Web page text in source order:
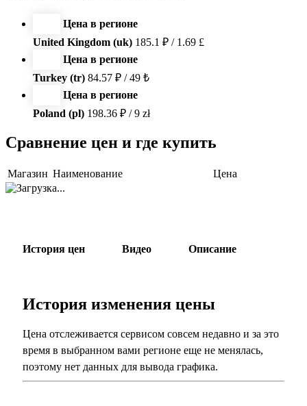
Цена в регионе
United Kingdom (uk) 185.1 ₽ / 1.69 £
Цена в регионе
Turkey (tr) 84.57 ₽ / 49 ₺
Цена в регионе
Poland (pl) 198.36 ₽ / 9 zł
Сравнение цен и где купить
Магазин Наименование Цена
История цен Видео Описание
История изменения цены
Цена отслеживается сервисом совсем недавно и за это
время в выбранном вами регионе еще не менялась,
поэтому нет данных для вывода графика.